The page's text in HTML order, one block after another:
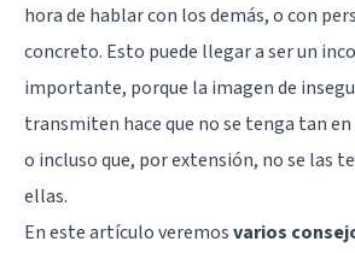
hora de hablar con los demás, o con
concreto. Esto puede llegar a ser un
importante, porque la imagen de
transmiten hace que no se tenga tan
o incluso que, por extensión, no se las
ellas.
En este artículo veremosvarios